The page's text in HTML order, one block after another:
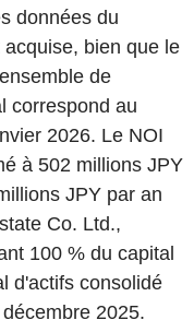
données du
bien que le
de
correspond au
2026. Le NOI
à 502 millions JPY
JPY par an
Co. Ltd.,
100 % du capital
d'actifs consolidé
2025.